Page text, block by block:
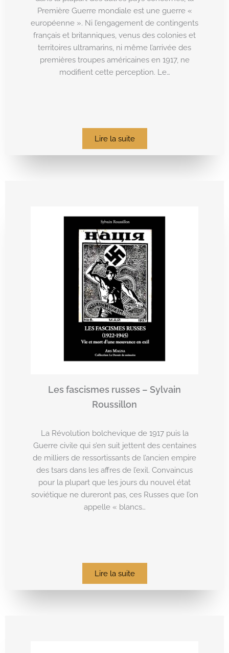
Première Guerre mondiale est une guerre «
européenne ». Ni l’engagement de contingents
français et britanniques, venus des colonies et
territoires ultramarins, ni même l’arrivée des
premières troupes américaines en 1917, ne
modifient cette perception. Le…
Lire la suite
Les fascismes russes – Sylvain
Roussillon
La Révolution bolchevique de 1917 puis la
Guerre civile qui s’en suit jettent des centaines
de milliers de ressortissants de l’ancien empire
des tsars dans les affres de l’exil. Convaincus
pour la plupart que les jours du nouvel état
soviétique ne dureront pas, ces Russes que l’on
appelle « blancs…
Lire la suite